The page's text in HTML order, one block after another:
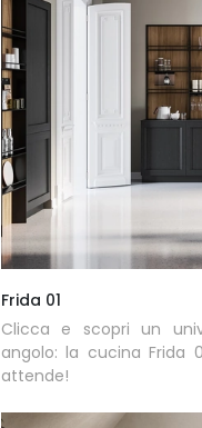
Frida 01
Clicca e scopri un
angolo: la cucina Frida
attende!